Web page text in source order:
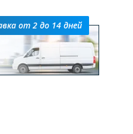
от 2 до 14 дней